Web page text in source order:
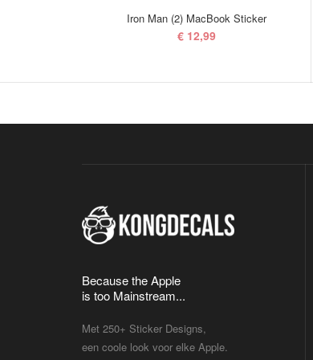
Iron Man (2) MacBook Sticker
€ 12,99
Because the Apple
is too Mainstream...
Met 250+ Sticker Designs,
een coole look voor elke Apple.